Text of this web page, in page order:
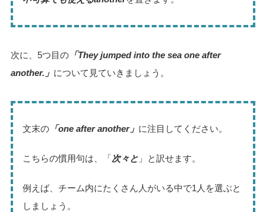
次に、5つ目の「They jumped into the sea one after
another.」 について見ていきましょう。
文末の「one after another」 に注目してください。
こちらの慣用句は、「次々と」と訳せます。
例えば、チーム内にたくさん人がいる中で1人を選ぶと
しましょう。